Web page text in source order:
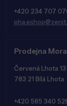
+420 234 707
Prodejna
Červená Lhota 13
783 21 Bílá Lhota
+420 585 340